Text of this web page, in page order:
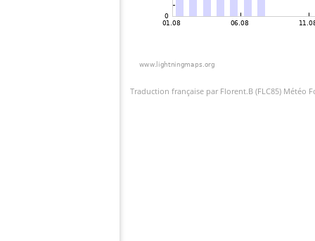
Traduction française par Florent.B (FLC85) Météo